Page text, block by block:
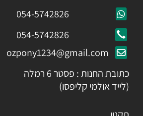
054-5742826
054-5742826
ozpony1234@gmail.com
כתובת החנות : פסטר 6 רמלה
(לייד אולמי קליפסו)